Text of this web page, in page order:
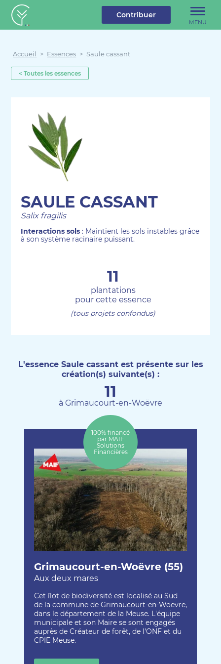
Créateur de forêt
MENU
Contribuer
Accueil > Essences > Saule cassant
< Toutes les essences
SAULE CASSANT
Salix fragilis
Interactions sols : Maintient les sols instables grâce
à son système racinaire puissant.
11
plantations
pour cette essence
(tous projets confondus)
L'essence Saule cassant est présente sur les
création(s) suivante(s) :
11
à Grimaucourt-en-Woëvre
Grimaucourt-en-Woëvre (55)
Aux deux mares
Cet îlot de biodiversité est localisé au Sud
de la commune de Grimaucourt-en-Woëvre,
dans le département de la Meuse. L'équipe
municipale et son Maire se sont engagés
auprès de Créateur de forêt, de l'ONF et du
CPIE Meuse.
100% financé
par MAIF
Solutions
Financières